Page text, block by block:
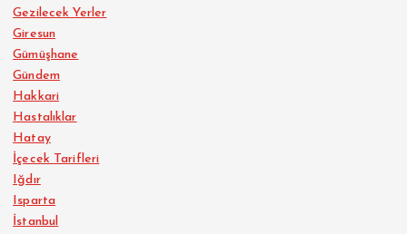
Gezilecek Yerler
Giresun
Gümüşhane
Gündem
Hakkari
Hastalıklar
Hatay
İçecek Tarifleri
Iğdır
Isparta
İstanbul